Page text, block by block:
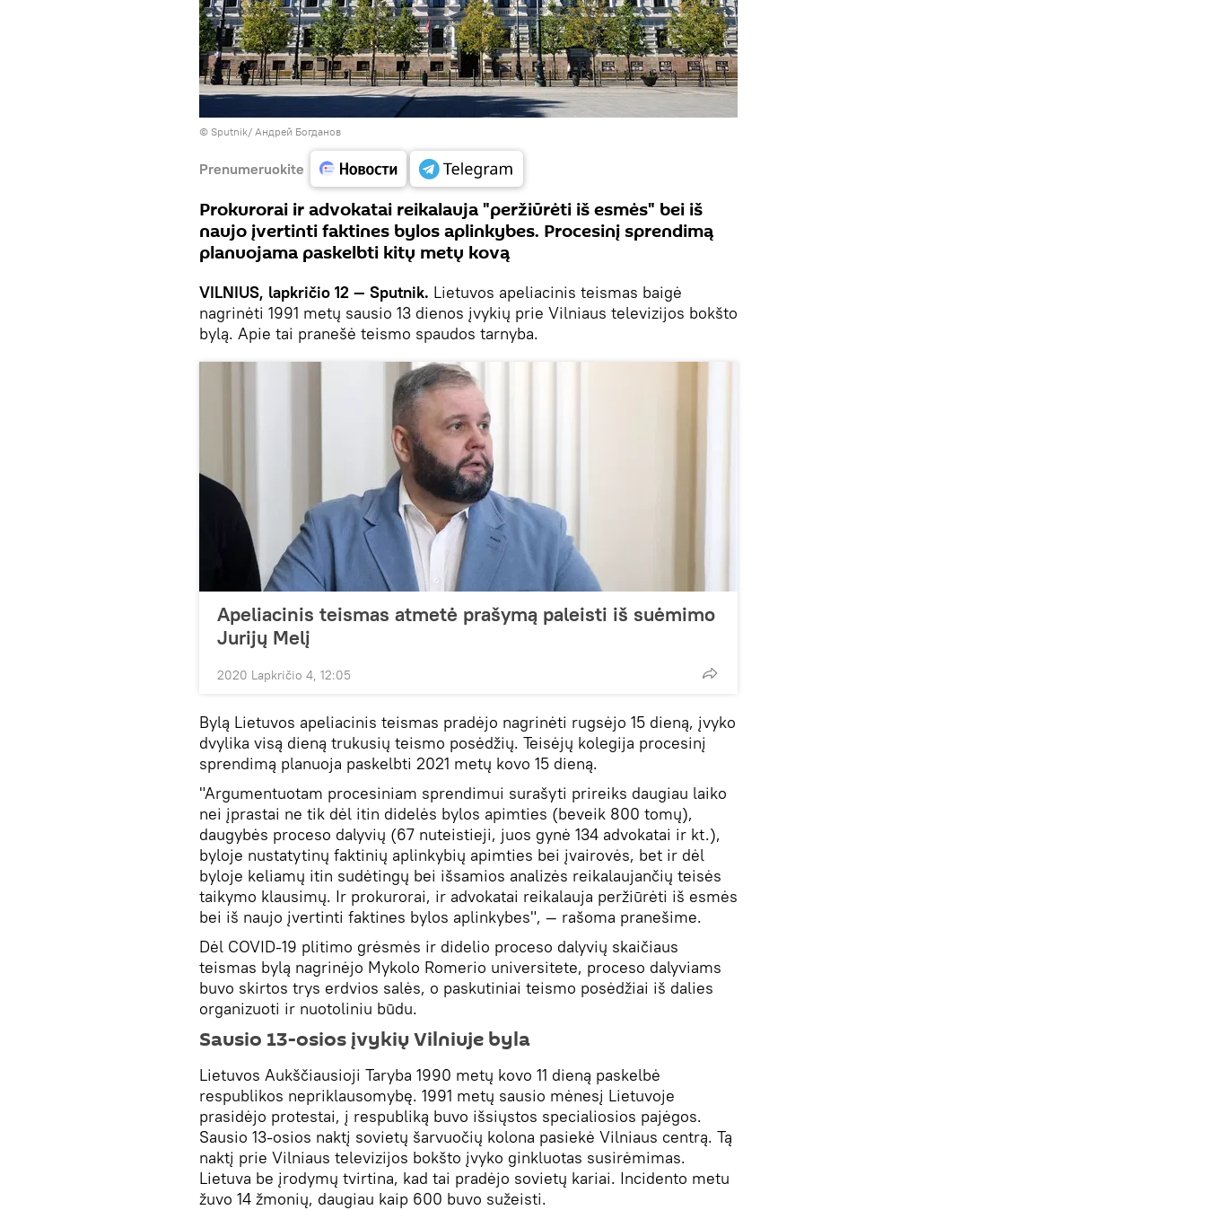
© Sputnik/ Андрей Богданов
Prenumeruokite
Prokurorai ir advokatai reikalauja "peržiūrėti iš esmės" bei iš
naujo įvertinti faktines bylos aplinkybes. Procesinį sprendimą
planuojama paskelbti kitų metų kovą
VILNIUS, lapkričio 12 — Sputnik. Lietuvos apeliacinis teismas baigė
nagrinėti 1991 metų sausio 13 dienos įvykių prie Vilniaus televizijos bokšto
bylą. Apie tai pranešė teismo spaudos tarnyba.
Apeliacinis teismas atmetė prašymą paleisti iš suėmimo
Jurijų Melį
2020 Lapkričio 4, 12:05
Bylą Lietuvos apeliacinis teismas pradėjo nagrinėti rugsėjo 15 dieną, įvyko
dvylika visą dieną trukusių teismo posėdžių. Teisėjų kolegija procesinį
sprendimą planuoja paskelbti 2021 metų kovo 15 dieną.
"Argumentuotam procesiniam sprendimui surašyti prireiks daugiau laiko
nei įprastai ne tik dėl itin didelės bylos apimties (beveik 800 tomų),
daugybės proceso dalyvių (67 nuteistieji, juos gynė 134 advokatai ir kt.),
byloje nustatytinų faktinių aplinkybių apimties bei įvairovės, bet ir dėl
byloje keliamų itin sudėtingų bei išsamios analizės reikalaujančių teisės
taikymo klausimų. Ir prokurorai, ir advokatai reikalauja peržiūrėti iš esmės
bei iš naujo įvertinti faktines bylos aplinkybes", — rašoma pranešime.
Dėl COVID-19 plitimo grėsmės ir didelio proceso dalyvių skaičiaus
teismas bylą nagrinėjo Mykolo Romerio universitete, proceso dalyviams
buvo skirtos trys erdvios salės, o paskutiniai teismo posėdžiai iš dalies
organizuoti ir nuotoliniu būdu.
Sausio 13-osios įvykių Vilniuje byla
Lietuvos Aukščiausioji Taryba 1990 metų kovo 11 dieną paskelbė
respublikos nepriklausomybę. 1991 metų sausio mėnesį Lietuvoje
prasidėjo protestai, į respubliką buvo išsiųstos specialiosios pajėgos.
Sausio 13-osios naktį sovietų šarvuočių kolona pasiekė Vilniaus centrą. Tą
naktį prie Vilniaus televizijos bokšto įvyko ginkluotas susirėmimas.
Lietuva be įrodymų tvirtina, kad tai pradėjo sovietų kariai. Incidento metu
žuvo 14 žmonių, daugiau kaip 600 buvo sužeisti.